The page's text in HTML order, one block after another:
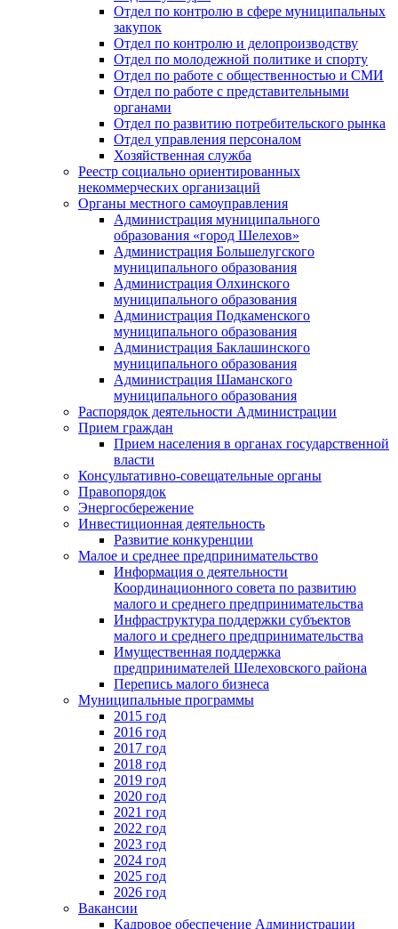
Отдел по контролю в сфере муниципальных
закупок
Отдел по контролю и делопроизводству
Отдел по молодежной политике и спорту
Отдел по работе с общественностью и СМИ
Отдел по работе с представительными
органами
Отдел по развитию потребительского рынка
Отдел управления персоналом
Хозяйственная служба
Реестр социально ориентированных
некоммерческих организаций
Органы местного самоуправления
Администрация муниципального
образования «город Шелехов»
Администрация Большелугского
муниципального образования
Администрация Олхинского
муниципального образования
Администрация Подкаменского
муниципального образования
Администрация Баклашинского
муниципального образования
Администрация Шаманского
муниципального образования
Распорядок деятельности Администрации
Прием граждан
Прием населения в органах государственной
власти
Консультативно-совещательные органы
Правопорядок
Энергосбережение
Инвестиционная деятельность
Развитие конкуренции
Малое и среднее предпринимательство
Информация о деятельности
Координационного совета по развитию
малого и среднего предпринимательства
Инфраструктура поддержки субъектов
малого и среднего предпринимательства
Имущественная поддержка
предпринимателей Шелеховского района
Перепись малого бизнеса
Муниципальные программы
2015 год
2016 год
2017 год
2018 год
2019 год
2020 год
2021 год
2022 год
2023 год
2024 год
2025 год
2026 год
Вакансии
Кадровое обеспечение Администрации